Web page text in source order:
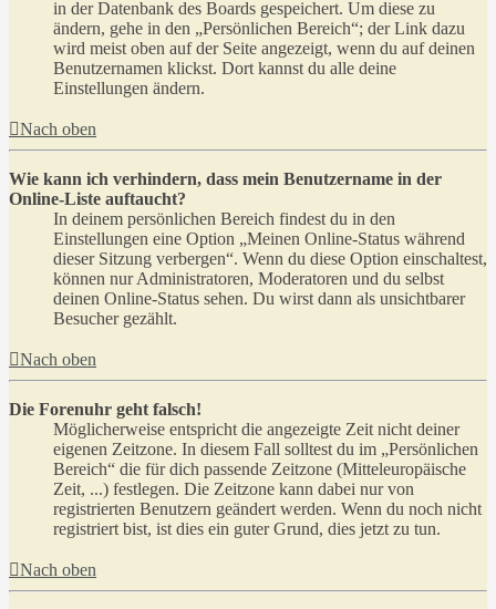
in der Datenbank des Boards gespeichert. Um diese zu
ändern, gehe in den „Persönlichen Bereich“; der Link dazu
wird meist oben auf der Seite angezeigt, wenn du auf deinen
Benutzernamen klickst. Dort kannst du alle deine
Einstellungen ändern.
Nach oben
Wie kann ich verhindern, dass mein Benutzername in der
Online-Liste auftaucht?
In deinem persönlichen Bereich findest du in den
Einstellungen eine Option „Meinen Online-Status während
dieser Sitzung verbergen“. Wenn du diese Option einschaltest,
können nur Administratoren, Moderatoren und du selbst
deinen Online-Status sehen. Du wirst dann als unsichtbarer
Besucher gezählt.
Nach oben
Die Forenuhr geht falsch!
Möglicherweise entspricht die angezeigte Zeit nicht deiner
eigenen Zeitzone. In diesem Fall solltest du im „Persönlichen
Bereich“ die für dich passende Zeitzone (Mitteleuropäische
Zeit, ...) festlegen. Die Zeitzone kann dabei nur von
registrierten Benutzern geändert werden. Wenn du noch nicht
registriert bist, ist dies ein guter Grund, dies jetzt zu tun.
Nach oben